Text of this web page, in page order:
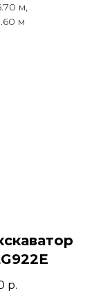
м,
м
р.